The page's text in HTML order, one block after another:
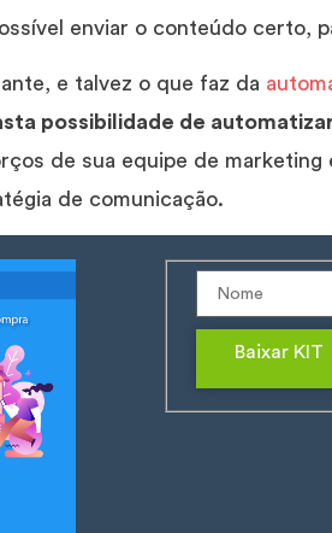
enviar o conteúdo certo,
e talvez o que faz da
possibilidade de
de sua equipe de
de comunicação.
Baixar KIT